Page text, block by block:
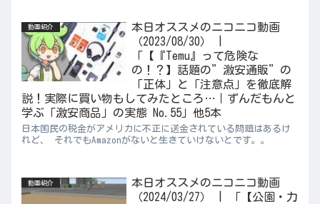
動画紹介
本日オススメのニコニコ動画
（2023/08/30） |
「【『Temu』って危険な
の！？】話題の”激安通販”の
「正体」と「注意点」を徹底解
説！実際に買い物もしてみたところ…｜ずんだもんと
学ぶ「激安商品」の実態 No.55」他5本
日本国民の税金がアメリカに不正に送金されている問題はあるけ
れど、 それでもAmazonがないと生きていけないとです。。
動画紹介
本日オススメのニコニコ動画
（2024/03/27） | 「【公園・力